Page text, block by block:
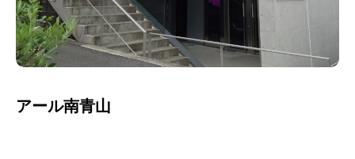
アール南青山